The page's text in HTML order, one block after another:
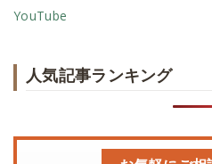
YouTube
人気記事ランキング